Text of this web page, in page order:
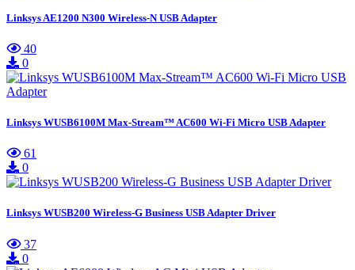
Linksys AE1200 N300 Wireless-N USB Adapter
40
0
Linksys WUSB6100M Max-Stream™ AC600 Wi-Fi Micro USB Adapter
61
0
Linksys WUSB200 Wireless-G Business USB Adapter Driver
37
0